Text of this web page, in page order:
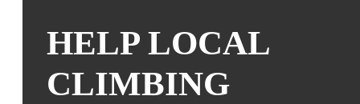
HELP LOCAL
CLIMBING